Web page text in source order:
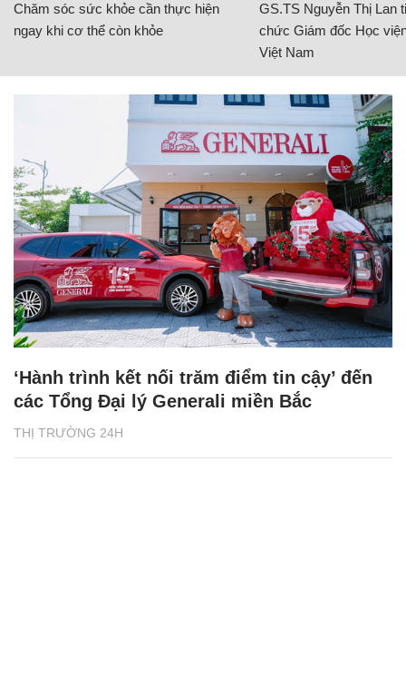
Chăm sóc sức khỏe cần thực hiện
ngay khi cơ thể còn khỏe
GS.TS Nguyễn Thị Lan
chức Giám đốc Học
Việt Nam
THỊ TRƯỜNG 24H
‘Hành trình kết nối trăm điểm tin cậy’ đến
các Tổng Đại lý Generali miền Bắc